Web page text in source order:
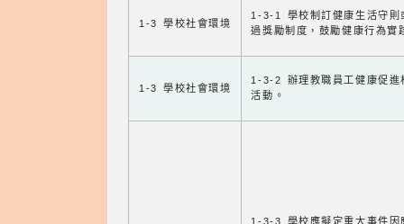
1-3 學校社會環境
1-3-1 學校制訂健康生活守則
過獎勵制度，鼓勵健康行為實
1-3 學校社會環境
1-3-2 辦理教職員工健康促進
活動。
1-3-3 學校應擬定重大事件因